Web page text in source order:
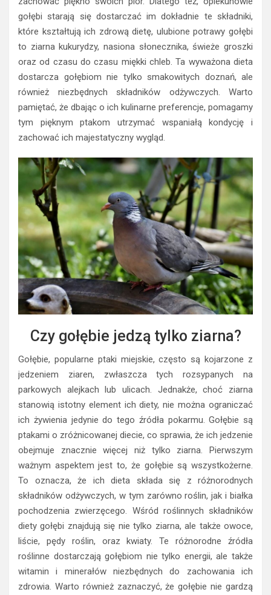
gołębi starają się dostarczać im dokładnie te składniki,
które kształtują ich zdrową dietę, ulubione potrawy gołębi
to ziarna kukurydzy, nasiona słonecznika, świeże groszki
oraz od czasu do czasu miękki chleb. Ta wyważona dieta
dostarcza gołębiom nie tylko smakowitych doznań, ale
również niezbędnych składników odżywczych. Warto
pamiętać, że dbając o ich kulinarne preferencje, pomagamy
tym pięknym ptakom utrzymać wspaniałą kondycję i
zachować ich majestatyczny wygląd.
Czy gołębie jedzą tylko ziarna?
Gołębie, popularne ptaki miejskie, często są kojarzone z
jedzeniem ziaren, zwłaszcza tych rozsypanych na
parkowych alejkach lub ulicach. Jednakże, choć ziarna
stanowią istotny element ich diety, nie można ograniczać
ich żywienia jedynie do tego źródła pokarmu. Gołębie są
ptakami o zróżnicowanej diecie, co sprawia, że ich jedzenie
obejmuje znacznie więcej niż tylko ziarna. Pierwszym
ważnym aspektem jest to, że gołębie są wszystkożerne.
To oznacza, że ich dieta składa się z różnorodnych
składników odżywczych, w tym zarówno roślin, jak i białka
pochodzenia zwierzęcego. Wśród roślinnych składników
diety gołębi znajdują się nie tylko ziarna, ale także owoce,
liście, pędy roślin, oraz kwiaty. Te różnorodne źródła
roślinne dostarczają gołębiom nie tylko energii, ale także
witamin i minerałów niezbędnych do zachowania ich
zdrowia. Warto również zaznaczyć, że gołębie nie gardzą